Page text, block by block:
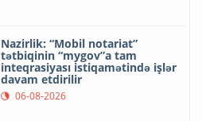
Nazirlik: “Mobil notariat”
tətbiqinin “mygov”a tam
inteqrasiyası istiqamətində işlər
davam etdirilir
06-08-2026